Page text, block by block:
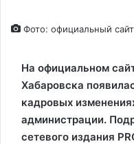
Фото: официальный
На официальном
Хабаровска
кадровых
администрации.
сетевого издания